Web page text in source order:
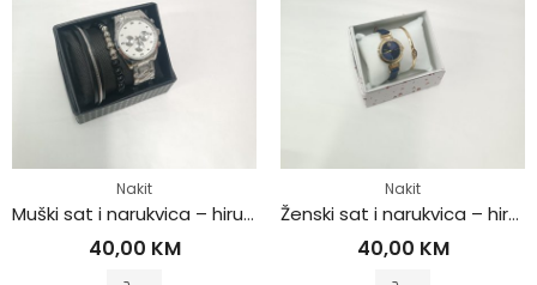
Nakit
Muški sat i narukvica – hirurški čelik
40,00 KM
Nakit
Ženski sat i narukvica – hirurški čelik
40,00 KM